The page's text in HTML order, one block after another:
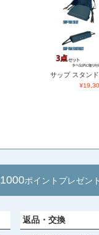
サップ スタンド
¥
1000ポイントプレゼント
返品・交換